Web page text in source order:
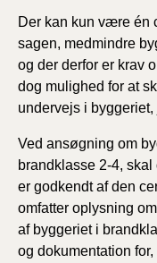
Der kan kun være én
sagen, medmindre
og der derfor er krav
dog mulighed for at
undervejs i byggeriet,
Ved ansøgning om
brandklasse 2-4,
er godkendt af den
omfatter oplysning
af byggeriet i
og dokumentation